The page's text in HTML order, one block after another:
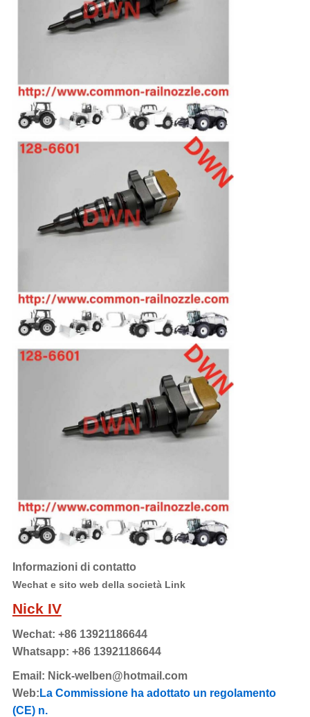
Informazioni di contatto
Wechat e sito web della società Link
Nick IV
Wechat: +86 13921186644
Whatsapp: +86 13921186644
Email: Nick-welben@hotmail.com
Web: La Commissione ha adottato un regolamento
(CE) n.